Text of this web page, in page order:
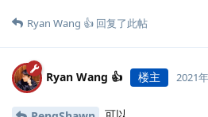
Ryan Wang 👍 回复了此帖
Ryan Wang 👍 楼主 2021